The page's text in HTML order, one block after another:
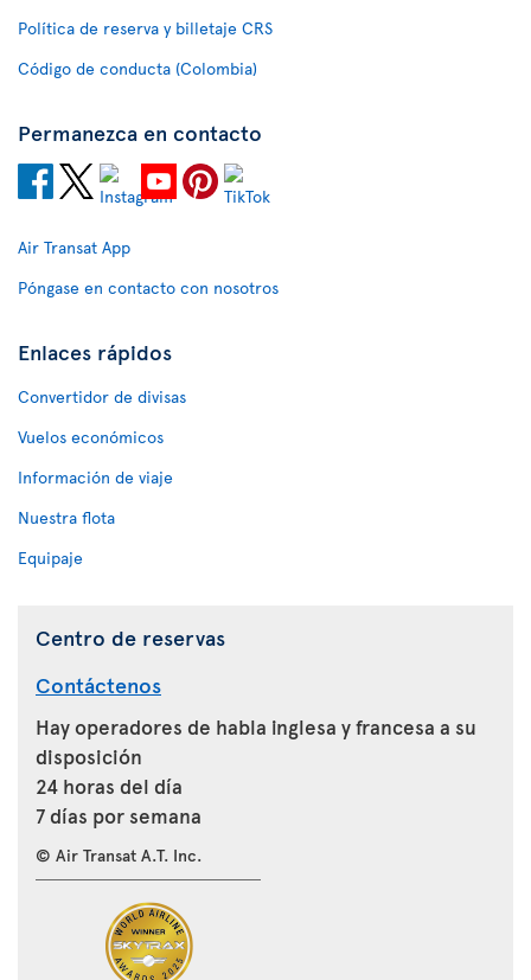
Política de reserva y billetaje CRS
Código de conducta (Colombia)
Permanezca en contacto
Air Transat App
Póngase en contacto con nosotros
Enlaces rápidos
Convertidor de divisas
Vuelos económicos
Información de viaje
Nuestra flota
Equipaje
Centro de reservas
Contáctenos
Hay operadores de habla inglesa y francesa a su
disposición
24 horas del día
7 días por semana
© Air Transat A.T. Inc.